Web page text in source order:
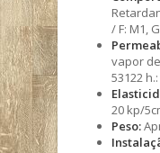
/ F: M1,
vapor
53122
20 kp/
Peso: